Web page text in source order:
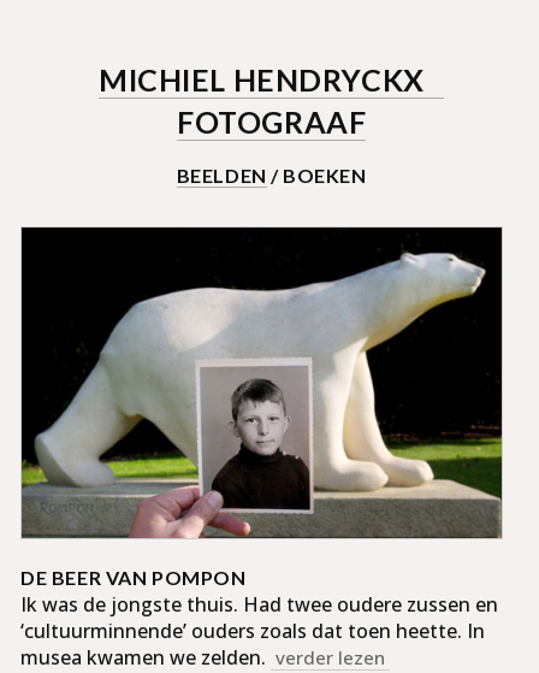
MICHIEL HENDRYCKX
FOTOGRAAF
BEELDEN / BOEKEN
DE BEER VAN POMPON
Ik was de jongste thuis. Had twee oudere zus­sen en
‘cultuurminnende’ ouders zoals dat toen heette. In
musea kwamen we zelden. verder lezen